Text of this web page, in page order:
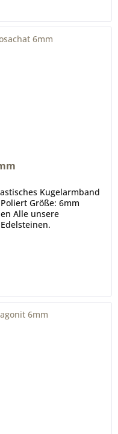
Kugelarmband
Größe: 6mm
Alle unsere